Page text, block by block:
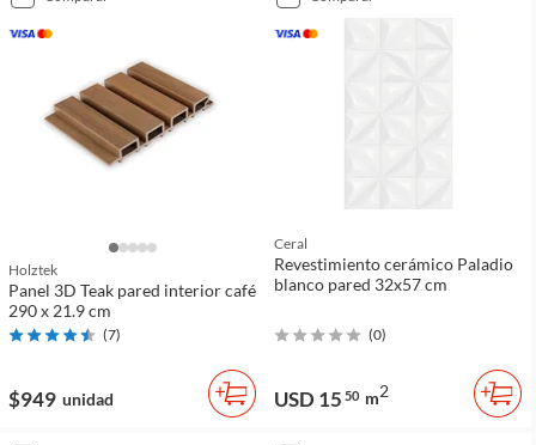
Holztek
Panel 3D Teak pared interior café
290 x 21.9 cm
(7)
$949 unidad
Ceral
Revestimiento cerámico Paladio
blanco pared 32x57 cm
(0)
USD 15 50 m2